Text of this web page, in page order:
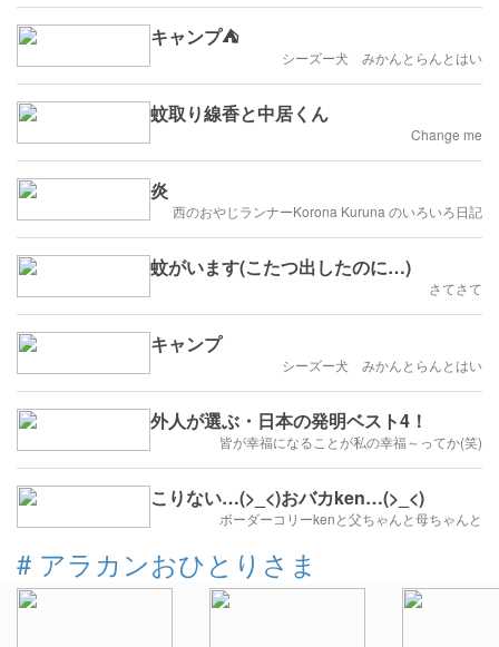
キャンプ⛺
シーズー犬 みかんとらんとはい
蚊取り線香と中居くん
Change me
炎
西のおやじランナーKorona Kuruna のいろいろ日記
蚊がいます(こたつ出したのに…)
さてさて
キャンプ
シーズー犬 みかんとらんとはい
外人が選ぶ・日本の発明ベスト4！
皆が幸福になることが私の幸福～ってか(笑)
こりない…(>_<)おバカken…(>_<)
ボーダーコリーkenと父ちゃんと母ちゃんと
# アラカンおひとりさま